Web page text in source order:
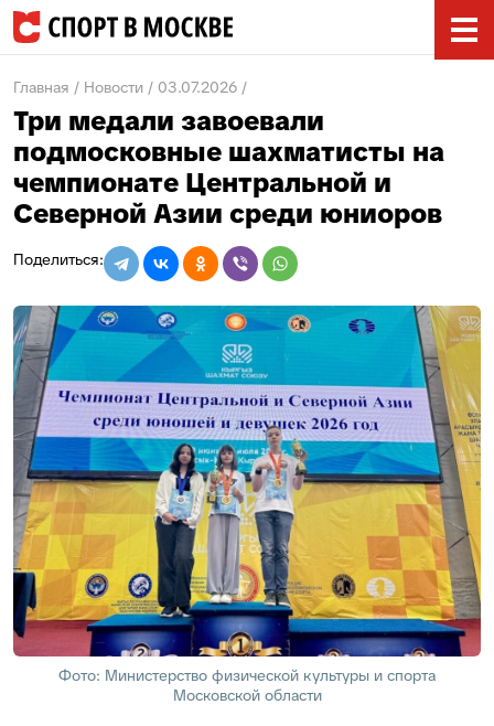
Главная Новости 03.07.2026
Три медали завоевали
подмосковные шахматисты на
чемпионате Центральной и
Северной Азии среди юниоров
Фото: Министерство физической культуры и спорта
Московской области